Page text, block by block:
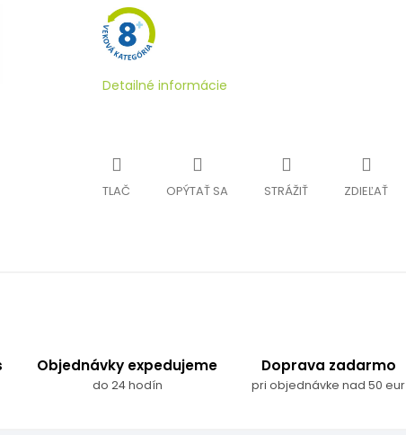
Detailné informácie
TLAČ OPÝTAŤ SA STRÁŽIŤ ZDIEĽAŤ
Objednávky expedujeme
do 24 hodín
Doprava zadarmo
pri objednávke nad 50 eur